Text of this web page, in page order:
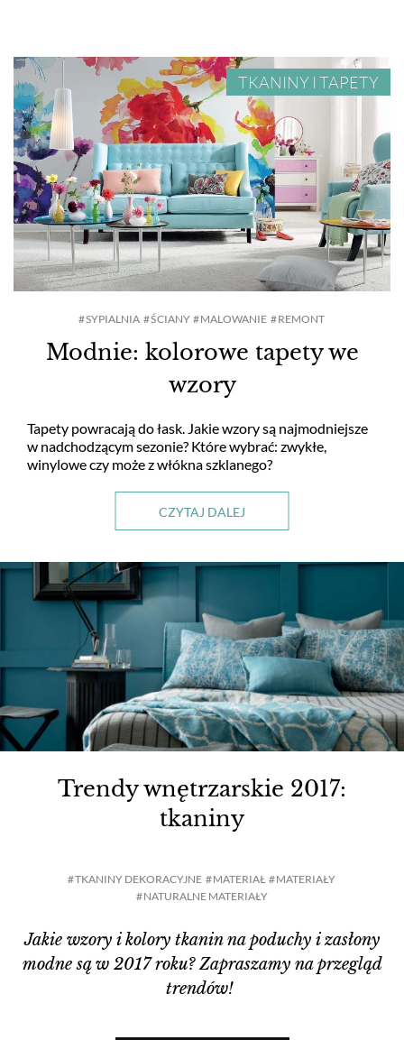
TKANINY I TAPETY
Modnie: kolorowe tapety we
wzory
Tapety powracają do łask. Jakie wzory są najmodniejsze
w nadchodzącym sezonie? Które wybrać: zwykłe,
winylowe czy może z włókna szklanego?
CZYTAJ DALEJ
SYPIALNIA ŚCIANY MALOWANIE REMONT
Trendy wnętrzarskie 2017:
tkaniny
TKANINY DEKORACYJNE MATERIAŁ
MATERIAŁY
NATURALNE MATERIAŁY
Jakie wzory i kolory tkanin na poduchy i zasłony
modne są w 2017 roku? Zapraszamy na przegląd
trendów!